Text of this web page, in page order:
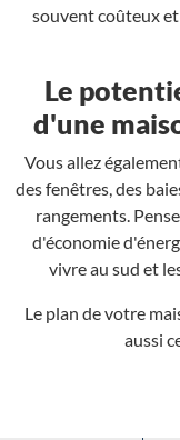
souvent coûteux
Le
d'une
Vous allez
des fenêtres, des
rangements.
d'économie
vivre au sud et
Le plan de votre
aussi